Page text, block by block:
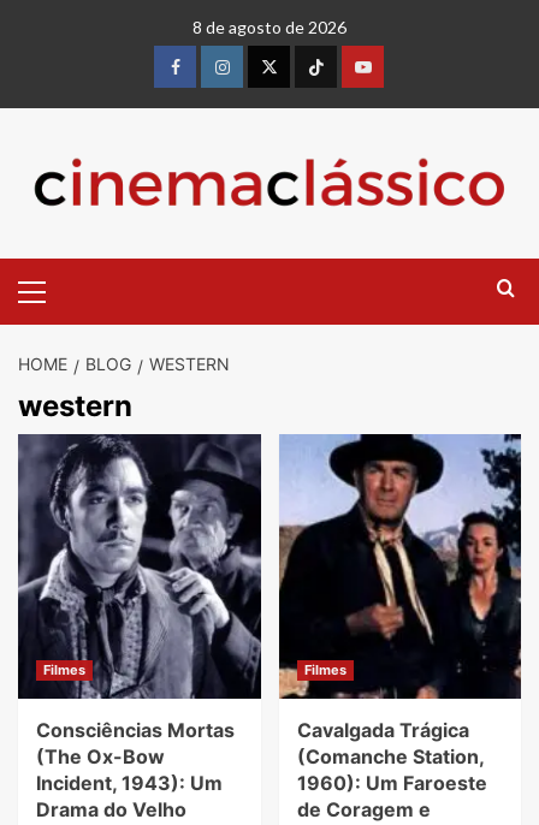
8 de agosto de 2026
FacebookinstagramtwitterTiktokyoutube
Menu
HOME BLOG WESTERN
western
Filmes
Consciências Mortas
(The Ox-Bow
Incident, 1943): Um
Drama do Velho
Filmes
Cavalgada Trágica
(Comanche Station,
1960): Um Faroeste
de Coragem e